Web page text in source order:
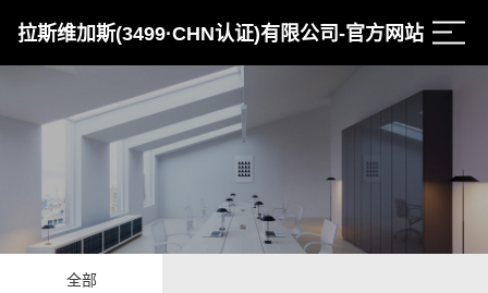
拉斯维加斯(3499·CHN认证)有限公司-官方网站
全部